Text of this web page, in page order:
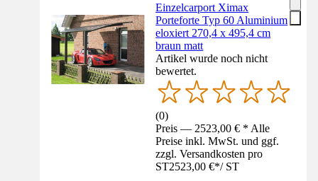
Einzelcarport Ximax
Porteforte Typ 60 Aluminium
eloxiert 270,4 x 495,4 cm
braun matt
Artikel wurde noch nicht
bewertet.
(0)
Preis — 2523,00 € * Alle
Preise inkl. MwSt. und ggf.
zzgl. Versandkosten pro
ST2523,00 €*/ ST